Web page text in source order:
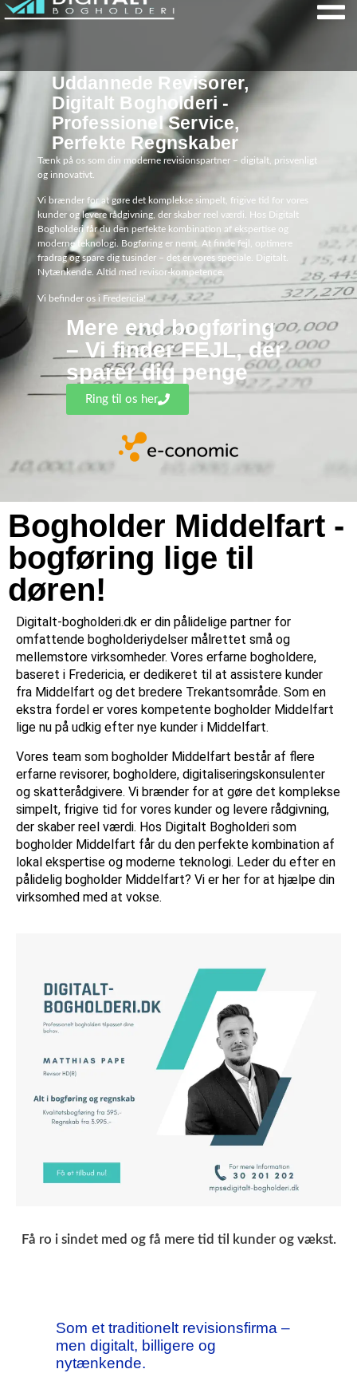
Uddannede Revisorer,
Digitalt Bogholderi -
Professionel Service,
Perfekte Regnskaber
Tænk på os som din moderne revisionspartner – digitalt, prisvenligt
og innovativt.
Vi brænder for at gøre det komplekse simpelt, frigive tid for vores
kunder og levere rådgivning, der skaber reel værdi. Hos Digitalt
Bogholderi får du den perfekte kombination af ekspertise og
moderne teknologi. Bogføring er nemt. At finde fejl, optimere
fradrag og spare dig tusinder – det er vores speciale. Digitalt.
Nytænkende. Altid med revisor-kompetence.
Vi befinder os i Fredericia!
Mere end bogføring
– Vi finder FEJL, der
sparer dig penge
Ring til os her
Bogholder Middelfart -
bogføring lige til
døren!
Digitalt-bogholderi.dk er din pålidelige partner for
omfattende bogholderiydelser målrettet små og
mellemstore virksomheder. Vores erfarne bogholdere,
baseret i Fredericia, er dedikeret til at assistere kunder
fra Middelfart og det bredere Trekantsområde. Som en
ekstra fordel er vores kompetente bogholder Middelfart
lige nu på udkig efter nye kunder i Middelfart.
Vores team som bogholder Middelfart består af flere
erfarne revisorer, bogholdere, digitaliseringskonsulenter
og skatterådgivere. Vi brænder for at gøre det komplekse
simpelt, frigive tid for vores kunder og levere rådgivning,
der skaber reel værdi. Hos Digitalt Bogholderi som
bogholder Middelfart får du den perfekte kombination af
lokal ekspertise og moderne teknologi. Leder du efter en
pålidelig bogholder Middelfart? Vi er her for at hjælpe din
virksomhed med at vokse.
Få ro i sindet med og få mere tid til kunder og vækst.
Som et traditionelt revisionsfirma –
men digitalt, billigere og
nytænkende.